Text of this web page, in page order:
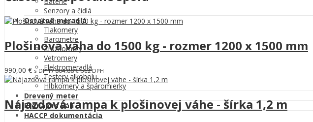
Senzory a čidlá
Ostatné meradlá
Tlakomery
Barometre
Zrážkomery
Vetromery
Elektromeradlá
Testery alkoholu
Hĺbkomery a špáromierky
Drevený meter
Prenájom váh
HACCP dokumentácia
Plošinová váha do 1500 kg - rozmer 1200 x 1500 mm
990,00 € s DPH /804,88€bez DPH
Nájazdová rampa k plošinovej váhe - šírka 1,2 m